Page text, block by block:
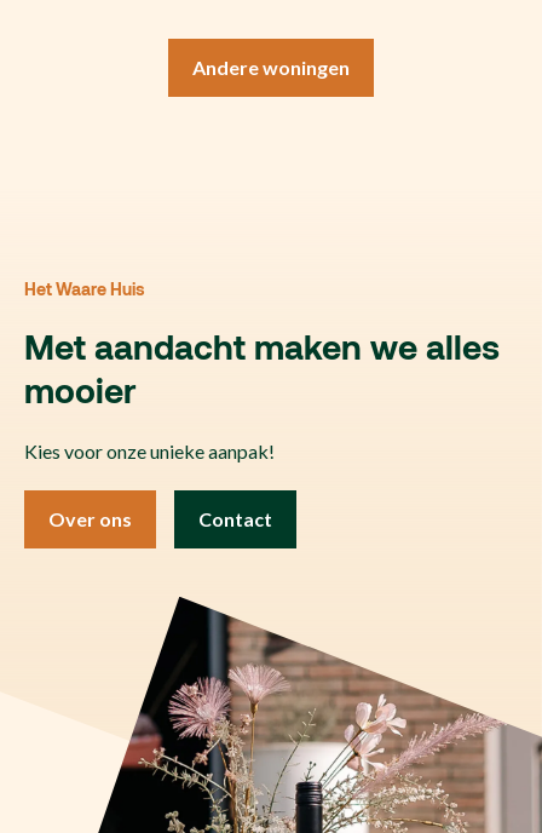
Andere woningen
Het Waare Huis
Met aandacht maken we alles
mooier
Kies voor onze unieke aanpak!
Over ons Contact